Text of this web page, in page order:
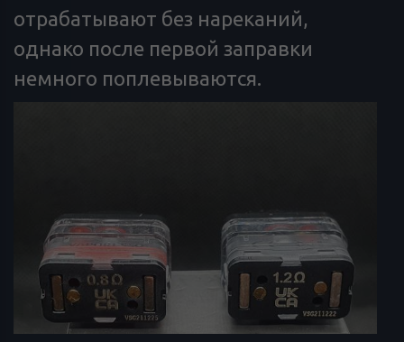
отрабатывают без нареканий,
однако после первой заправки
немного поплевываются.